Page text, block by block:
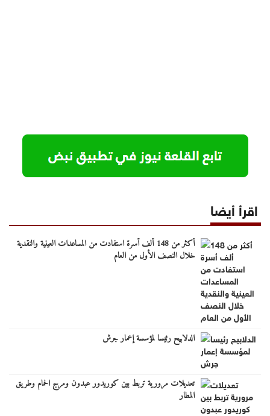
اقرأ أيضا
أكثر من 148 ألف أسرة استفادت من المساعدات العينية والنقدية
خلال النصف الأول من العام
الدلابيح رئيسا لمؤسسة إعمار جرش
تعديلات مرورية تربط بين كوريدور عبدون ومرج الحمام وطريق
المطار